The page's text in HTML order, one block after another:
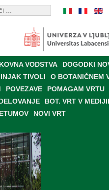
VODSTVA
DOGODKI
TIVOLI
O BOTANIČNEM
POVEZAVE
POMAGAM VRTU
BOT. VRT V
NOVI VRT